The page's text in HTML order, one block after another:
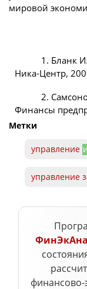
мировой
1. Бланк
Ника-Центр,
2.
Финансы
Метки
управление
управление